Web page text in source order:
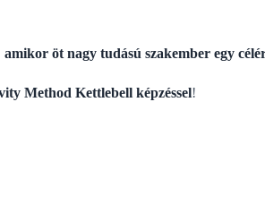
öt nagy tudású szakember egy
Method Kettlebell képzéssel!